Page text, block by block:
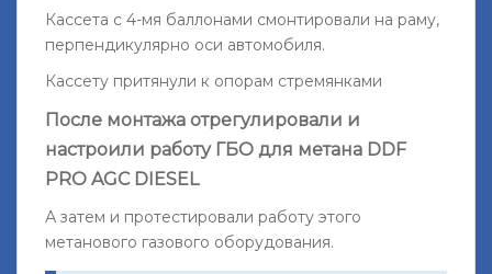
Кассета с 4-мя баллонами смонтировали на раму,
перпендикулярно оси автомобиля.
Кассету притянули к опорам стремянками
После монтажа отрегулировали и
настроили работу ГБО для метана DDF
PRO AGС DIESEL
А затем и протестировали работу этого
метанового газового оборудования.